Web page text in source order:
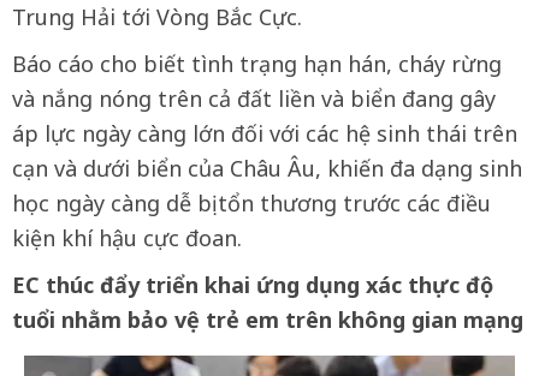
Trung Hải tới Vòng Bắc Cực.
Báo cáo cho biết tình trạng hạn hán, cháy rừng
và nắng nóng trên cả đất liền và biển đang gây
áp lực ngày càng lớn đối với các hệ sinh thái trên
cạn và dưới biển của Châu Âu, khiến đa dạng sinh
học ngày càng dễ bị tổn thương trước các điều
kiện khí hậu cực đoan.
EC thúc đẩy triển khai ứng dụng xác thực độ
tuổi nhằm bảo vệ trẻ em trên không gian mạng